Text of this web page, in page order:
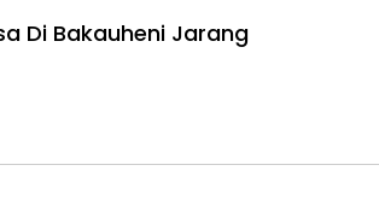
Di Bakauheni Jarang